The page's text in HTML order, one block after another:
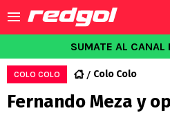
SUMATE AL CANAL
COLO COLO Colo Colo
Fernando Meza y